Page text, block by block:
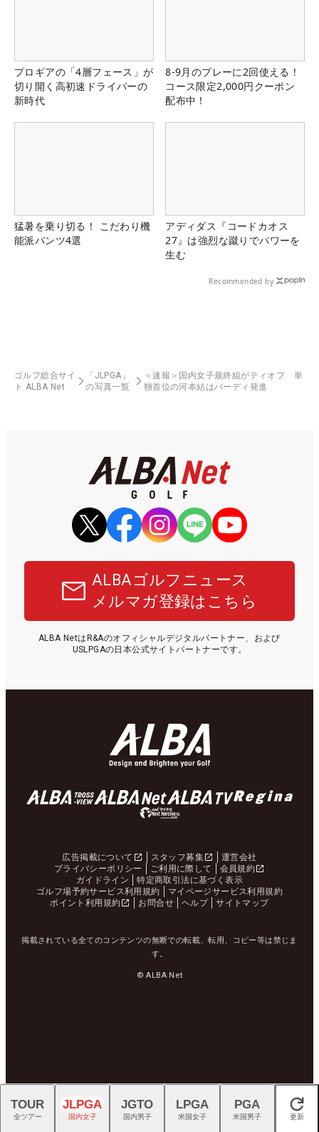
プロギアの「4層フェース」が
切り開く高初速ドライバーの
新時代
8-9月のプレーに2回使える！
コース限定2,000円クーポン
配布中！
猛暑を乗り切る！ こだわり機
能派パンツ4選
アディダス『コードカオス
27』は強烈な蹴りでパワーを
生む
Recommended by
ゴルフ総合サイ
ト ALBA Net
「JLPGA」
の写真一覧
＜速報＞国内女子最終組がティオフ 単
独首位の河本結はバーディ発進
ALBAゴルフニュース
メルマガ登録はこちら
ALBA NetはR&Aのオフィシャルデジタルパートナー、および
USLPGAの日本公式サイトパートナーです。
広告掲載について スタッフ募集
運営会社
プライバシーポリシー
ご利用に際して
会員規約
ガイドライン
特定商取引法に基づく表示
ゴルフ場予約サービス利用規約
マイページサービス利用規約
ポイント利用規約
お問合せ ヘルプ サイトマップ
掲載されている全てのコンテンツの無断での転載、転用、コピー等は禁じま
す。
© ALBA Net
閉じる
TOUR
全ツアー
JLPGA
国内女子
JGTO
国内男子
LPGA
米国女子
PGA
米国男子 更新